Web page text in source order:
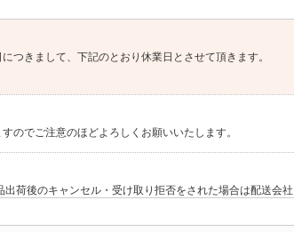
つきまして、下記のとおり休業日とさせて頂きます。
のでご注意のほどよろしくお願いいたします。
荷後のキャンセル・受け取り拒否をされた場合は配送会社